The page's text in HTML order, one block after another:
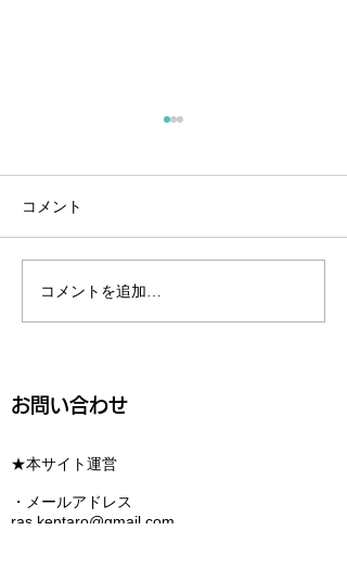
今後のイベント出展の予
定です
コメント
コメントを追加…
お問い合わせ
★本サイト運営
・メールアドレス
ras.kentaro@gmail.com